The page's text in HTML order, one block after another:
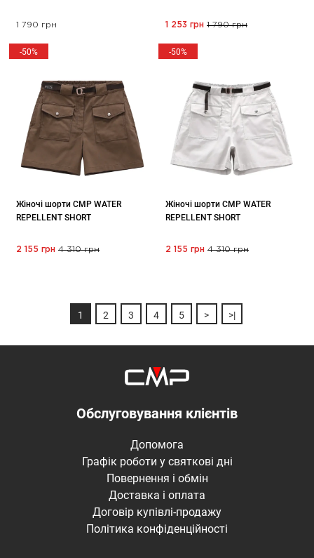
1 790 грн 1 253 грн 1 790 грн
-50%
Жіночі шорти CMP WATER
REPELLENT SHORT
2 155 грн 4 310 грн
-50%
Жіночі шорти CMP WATER
REPELLENT SHORT
2 155 грн 4 310 грн
1 2 3 4 5 > >|
Обслуговування клієнтів
Допомога
Графік роботи у святкові дні
Повернення і обмін
Доставка і оплата
Договір купівлі-продажу
Політика конфіденційності